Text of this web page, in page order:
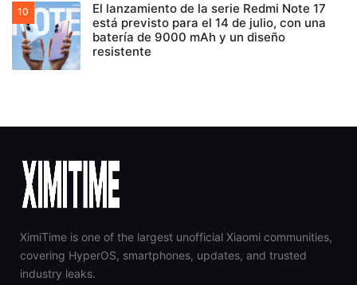
El lanzamiento de la serie Redmi Note 17
está previsto para el 14 de julio, con una
batería de 9000 mAh y un diseño
resistente
XimiTime is one of the largest unofficial Xiaomi communities,
covering HyperOS, smartphones, updates, and trusted
industry leaks.